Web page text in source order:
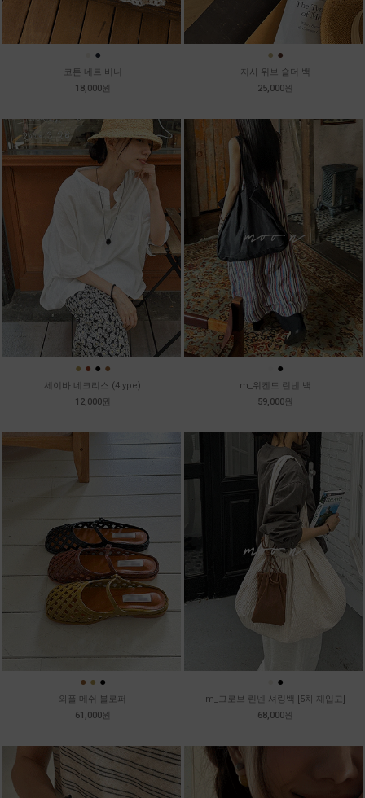
●
코튼 네트 비니
18,000원
● ●
지사 위브 숄더 백
25,000원
● ● ● ●
세이바 네크리스 (4type)
12,000원
●
m_위켄드 린넨 백
59,000원
● ● ●
와플 메쉬 블로퍼
61,000원
●
m_그로브 린넨 셔링백 [5차 재입고]
68,000원